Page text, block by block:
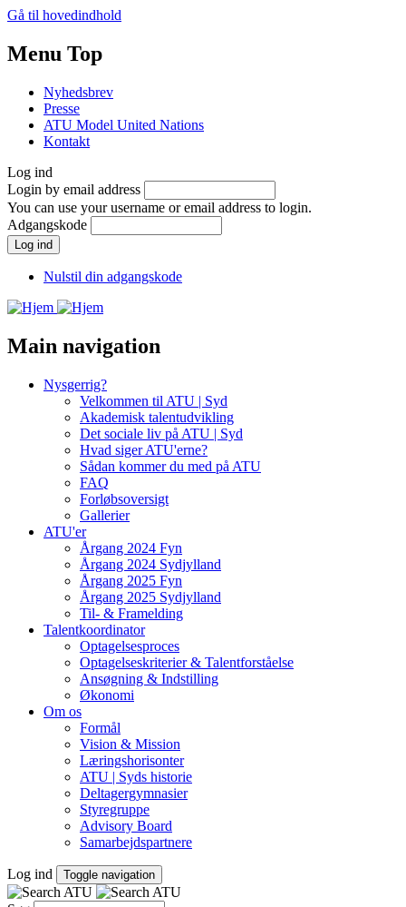
Gå til hovedindhold
Menu Top
Nyhedsbrev
Presse
ATU Model United Nations
Kontakt
Log ind
Login by email address
You can use your username or email address to login.
Adgangskode
Nulstil din adgangskode
Main navigation
Nysgerrig?
Velkommen til ATU | Syd
Akademisk talentudvikling
Det sociale liv på ATU | Syd
Hvad siger ATU'erne?
Sådan kommer du med på ATU
FAQ
Forløbsoversigt
Gallerier
ATU'er
Årgang 2024 Fyn
Årgang 2024 Sydjylland
Årgang 2025 Fyn
Årgang 2025 Sydjylland
Til- & Framelding
Talentkoordinator
Optagelsesproces
Optagelseskriterier & Talentforståelse
Ansøgning & Indstilling
Økonomi
Om os
Formål
Vision & Mission
Læringshorisonter
ATU | Syds historie
Deltagergymnasier
Styregruppe
Advisory Board
Samarbejdspartnere
Log ind Toggle navigation